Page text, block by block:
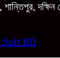
Soft BD